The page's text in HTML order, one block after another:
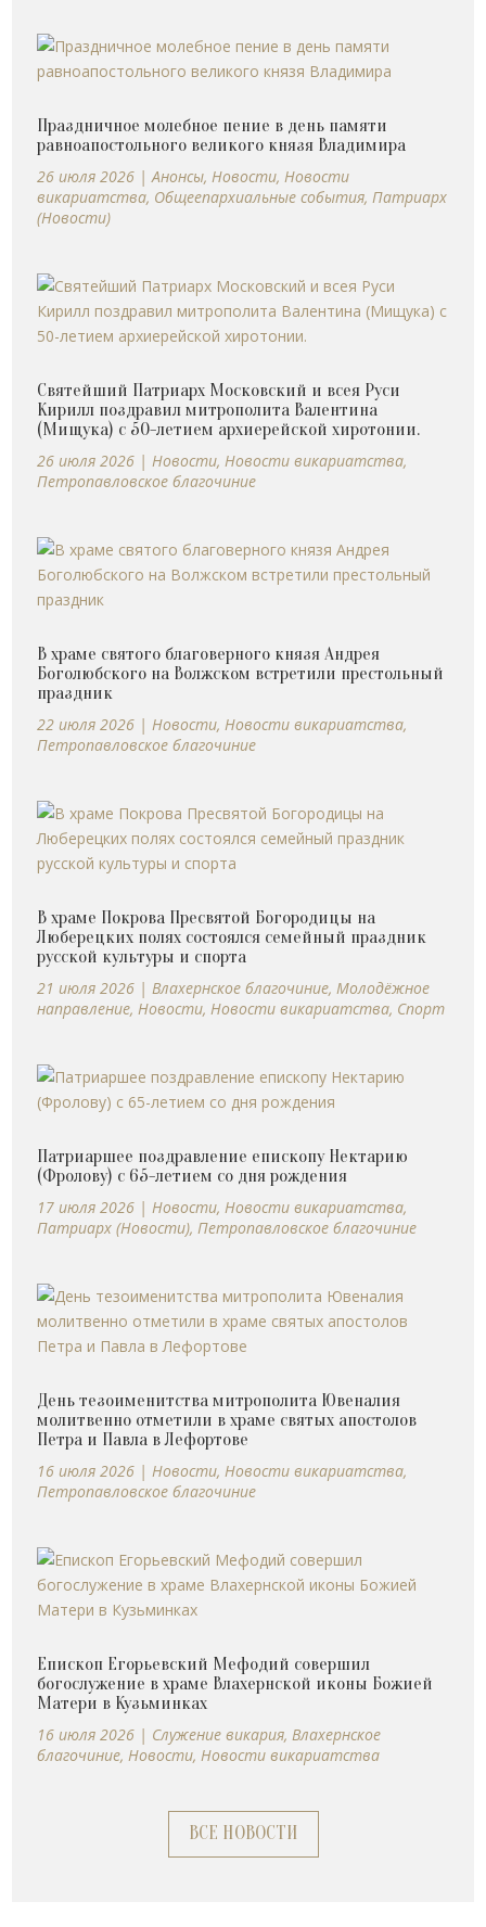
Праздничное молебное пение в день памяти
равноапостольного великого князя Владимира
26 июля 2026 |Анонсы,Новости,Новости
викариатства, Общеепархиальные события,Патриарх
(Новости)
Святейший Патриарх Московский и всея Руси
Кирилл поздравил митрополита Валентина
(Мищука) с 50-летием архиерейской хиротонии.
26 июля 2026 |Новости,Новости викариатства,
Петропавловское благочиние
В храме святого благоверного князя Андрея
Боголюбского на Волжском встретили престольный
праздник
22 июля 2026 |Новости,Новости викариатства,
Петропавловское благочиние
В храме Покрова Пресвятой Богородицы на
Люберецких полях состоялся семейный праздник
русской культуры и спорта
21 июля 2026 |Влахернское благочиние,Молодёжное
направление,Новости,Новости викариатства, Спорт
Патриаршее поздравление епископу Нектарию
(Фролову) с 65-летием со дня рождения
17 июля 2026 |Новости,Новости викариатства,
Патриарх (Новости),Петропавловское благочиние
День тезоименитства митрополита Ювеналия
молитвенно отметили в храме святых апостолов
Петра и Павла в Лефортове
16 июля 2026 |Новости,Новости викариатства,
Петропавловское благочиние
Епископ Егорьевский Мефодий совершил
богослужение в храме Влахернской иконы Божией
Матери в Кузьминках
16 июля 2026 | Cлужение викария,Влахернское
благочиние,Новости,Новости викариатства
ВСЕ НОВОСТИ